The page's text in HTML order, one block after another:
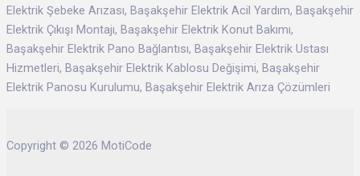
Elektrik Şebeke Arızası, Başakşehir Elektrik Acil Yardım, Başakşehir
Elektrik Çıkışı Montajı, Başakşehir Elektrik Konut Bakımı,
Başakşehir Elektrik Pano Bağlantısı, Başakşehir Elektrik Ustası
Hizmetleri, Başakşehir Elektrik Kablosu Değişimi, Başakşehir
Elektrik Panosu Kurulumu, Başakşehir Elektrik Arıza Çözümleri
Copyright © 2026 MotiCode